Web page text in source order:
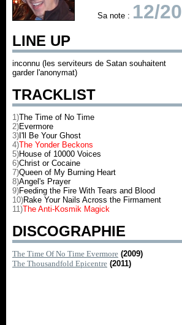
Sa note : 12/20
LINE UP
inconnu (les serviteurs de Satan souhaitent
garder l'anonymat)
TRACKLIST
1)The Time of No Time
2)Evermore
3) I'll Be Your Ghost
4)The Yonder Beckons
5)House of 10000 Voices
6)Christ or Cocaine
7)Queen of My Burning Heart
8)Angel's Prayer
9)Feeding the Fire With Tears and Blood
10)Rake Your Nails Across the Firmament
11)The Anti-Kosmik Magick
DISCOGRAPHIE
The Time Of No Time Evermore (2009)
The Thousandfold Epicentre (2011)